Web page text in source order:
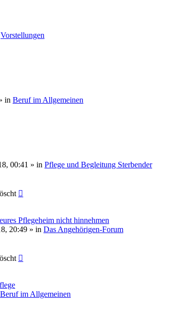
Vorstellungen
in Beruf im Allgemeinen
00:41 » in Pflege und Begleitung Sterbender
Pflegeheim nicht hinnehmen
20:49 » in Das Angehörigen-Forum
Beruf im Allgemeinen